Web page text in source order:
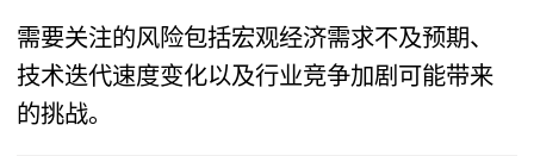
需要关注的风险包括宏观经济需求不及预期、
技术迭代速度变化以及行业竞争加剧可能带来
的挑战。